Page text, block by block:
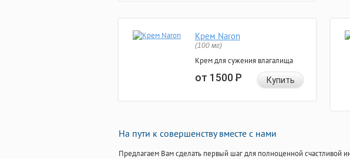
Крем Naron
(100 мг)
Крем для сужения влагалища
от 1500Р Купить
На пути к совершенству вместе с нами
Предлагаем Вам сделать первый шаг для полноценной счастливой